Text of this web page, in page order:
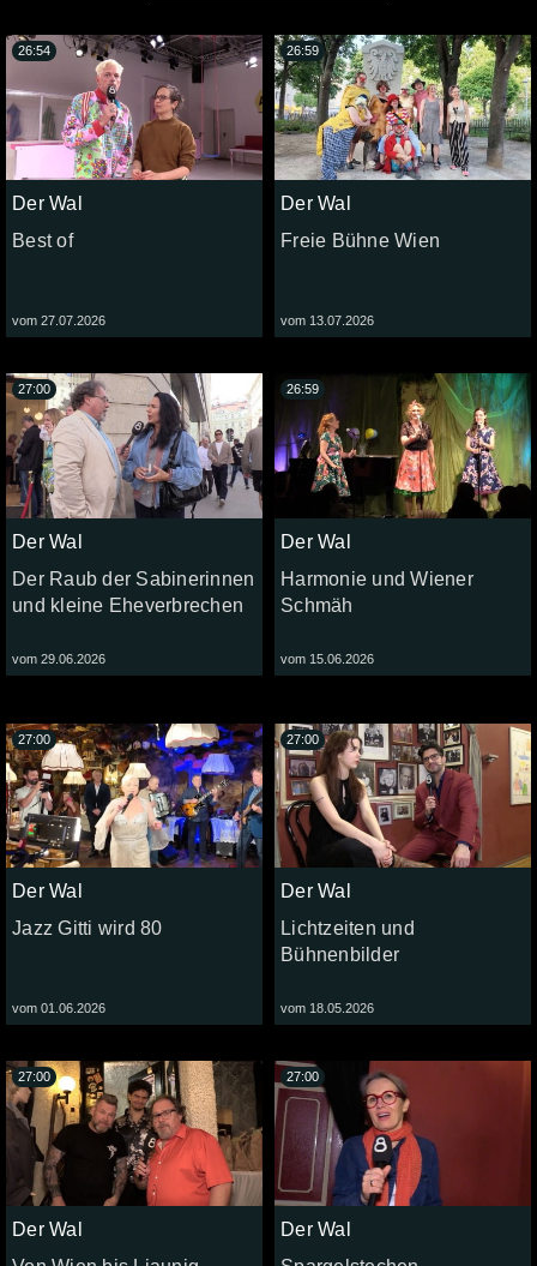
Der Wal
Best of
vom 27.07.2026
26:54
Der Wal
Freie Bühne Wien
vom 13.07.2026
26:59
Der Wal
Der Raub der Sabinerinnen
und kleine Eheverbrechen
vom 29.06.2026
27:00
Der Wal
Harmonie und Wiener
Schmäh
vom 15.06.2026
26:59
Der Wal
Jazz Gitti wird 80
vom 01.06.2026
27:00
Der Wal
Lichtzeiten und
Bühnenbilder
vom 18.05.2026
27:00
Der Wal
27:00
Der Wal
27:00